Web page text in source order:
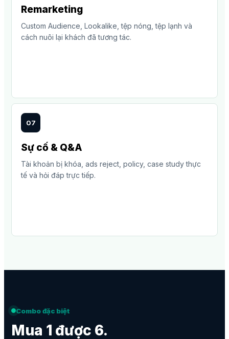
Remarketing
Custom Audience, Lookalike, tệp nóng, tệp lạnh và
cách nuôi lại khách đã tương tác.
07
Sự cố & Q&A
Tài khoản bị khóa, ads reject, policy, case study thực
tế và hỏi đáp trực tiếp.
Combo đặc biệt
Mua 1 được 6.